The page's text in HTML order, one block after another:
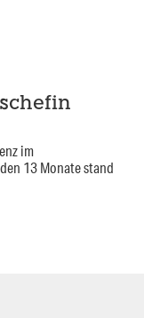
im
13 Monate stand